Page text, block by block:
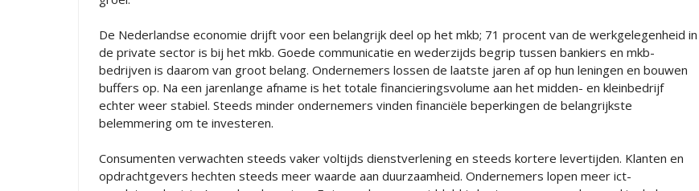
De Nederlandse economie drijft voor een belangrijk deel op het mkb; 71 procent van de werkgelegenheid in
de private sector is bij het mkb. Goede communicatie en wederzijds begrip tussen bankiers en mkb-
bedrijven is daarom van groot belang. Ondernemers lossen de laatste jaren af op hun leningen en bouwen
buffers op. Na een jarenlange afname is het totale financieringsvolume aan het midden- en kleinbedrijf
echter weer stabiel. Steeds minder ondernemers vinden financiële beperkingen de belangrijkste
belemmering om te investeren.
Consumenten verwachten steeds vaker voltijds dienstverlening en steeds kortere levertijden. Klanten en
opdrachtgevers hechten steeds meer waarde aan duurzaamheid. Ondernemers lopen meer ict-